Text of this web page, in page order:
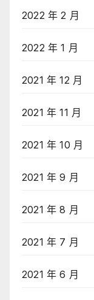
2022 年 2 月
2022 年 1 月
2021 年 12 月
2021 年 11 月
2021 年 10 月
2021 年 9 月
2021 年 8 月
2021 年 7 月
2021 年 6 月